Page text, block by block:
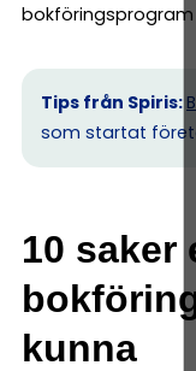
bokföringsprogram
Tips från Spiris:
som startat
10 saker
kunna